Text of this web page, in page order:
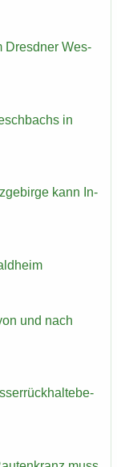
Dresd­ner Wes­
in
kann In­
und nach